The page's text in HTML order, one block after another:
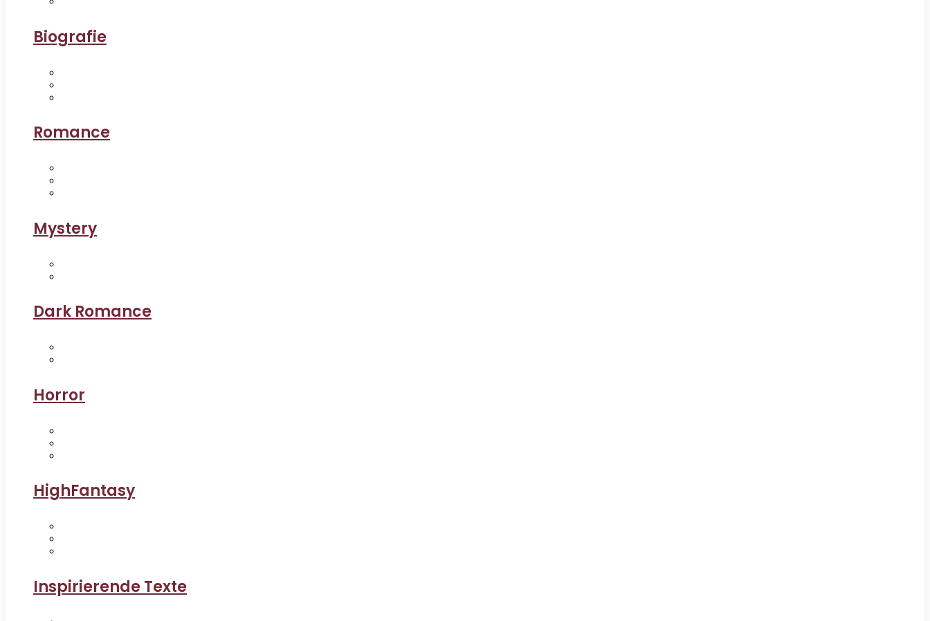
Biografie
Romance
Mystery
Dark Romance
Horror
HighFantasy
Inspirierende Texte